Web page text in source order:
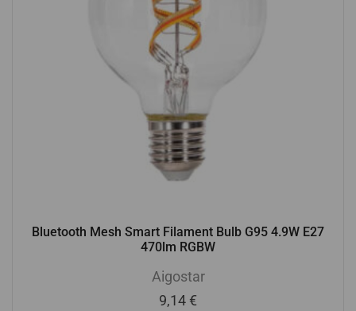
Bluetooth Mesh Smart Filament Bulb G95 4.9W E27
470lm RGBW
Aigostar
9,14 €